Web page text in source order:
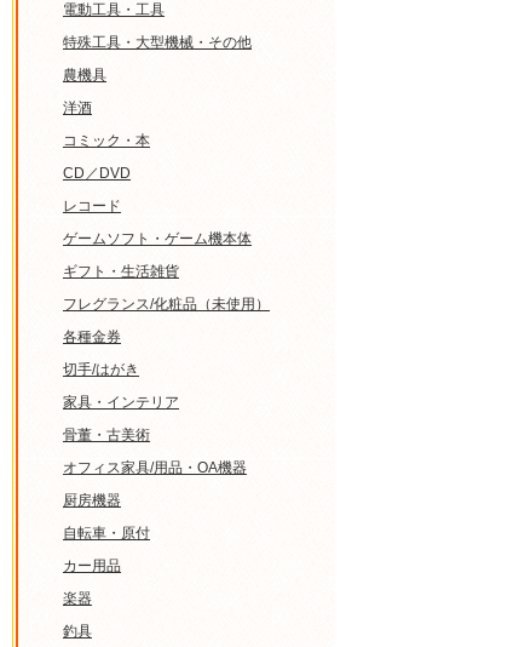
電動工具・工具
特殊工具・大型機械・その他
農機具
洋酒
コミック・本
CD／DVD
レコード
ゲームソフト・ゲーム機本体
ギフト・生活雑貨
フレグランス/化粧品（未使用）
各種金券
切手/はがき
家具・インテリア
骨董・古美術
オフィス家具/用品・OA機器
厨房機器
自転車・原付
カー用品
楽器
釣具